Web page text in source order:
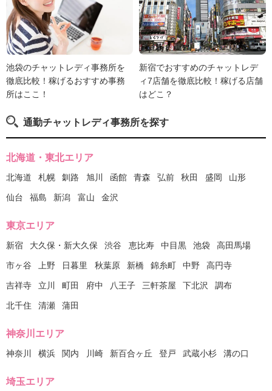
池袋のチャットレディ事務所を
徹底比較！稼げるおすすめ事務
所はここ！
新宿でおすすめのチャットレデ
ィ7店舗を徹底比較！稼げる店舗
はどこ？
通勤チャットレディ事務所を探す
北海道・東北エリア
北海道 札幌 釧路 旭川 函館 青森 弘前 秋田 盛岡 山形
仙台 福島 新潟 富山 金沢
東京エリア
新宿 大久保・新大久保 渋谷 恵比寿 中目黒 池袋 高田馬場
市ヶ谷 上野 日暮里 秋葉原 新橋 錦糸町 中野 高円寺
吉祥寺 立川 町田 府中 八王子 三軒茶屋 下北沢 調布
北千住 清瀬 蒲田
神奈川エリア
神奈川 横浜 関内 川崎 新百合ヶ丘 登戸 武蔵小杉 溝の口
埼玉エリア